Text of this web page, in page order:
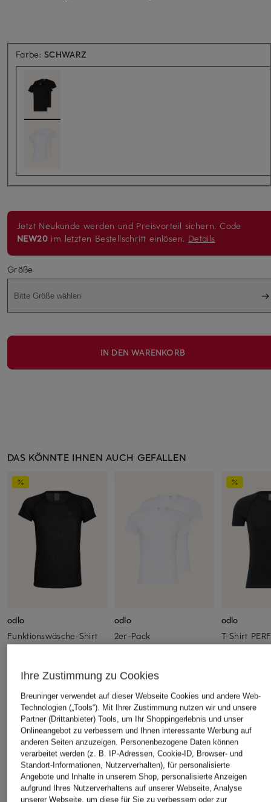
Farbe: SCHWARZ
Jetzt Neukunde werden und Preisvorteil sichern. Code
NEW20 im letzten Bestellschritt einlösen. Details
Größe
Bitte Größe wählen
IN DEN WARENKORB
DAS KÖNNTE IHNEN AUCH GEFALLEN
odlo
Funktionswäsche-Shirt
CHF 35
Ursprünglich:CHF 50
odlo
2er-Pack
CHF 95
odlo
T-Shirt
ÄHNLICHE ARTIKEL ENTDECKEN
Ihre Zustimmung zu Cookies
Breuninger verwendet auf dieser Webseite Cookies und andere Web-
Technologien („Tools“). Mit Ihrer Zustimmung nutzen wir und unsere
Partner (Drittanbieter) Tools, um Ihr Shoppingerlebnis und unser
Onlineangebot zu verbessern und Ihnen interessante Werbung auf
anderen Seiten anzuzeigen. Personenbezogene Daten können
verarbeitet werden (z. B. IP-Adressen, Cookie-ID, Browser- und
Standort-Informationen, Nutzerverhalten), für personalisierte
Angebote und Inhalte in unserem Shop, personalisierte Anzeigen
aufgrund Ihres Nutzerverhaltens auf unserer Webseite, Analyse
unserer Webseite, um diese für Sie zu verbessern oder zur